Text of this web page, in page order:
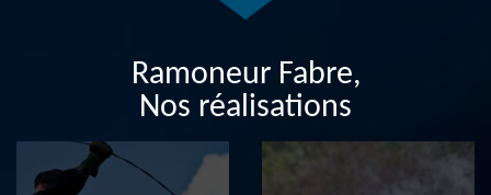
Ramoneur Fabre,
Nos réalisations